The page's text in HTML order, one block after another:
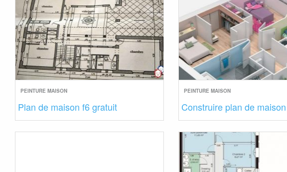
PEINTURE MAISON
Plan de maison f6 gratuit
PEINTURE MAISON
Construire plan de